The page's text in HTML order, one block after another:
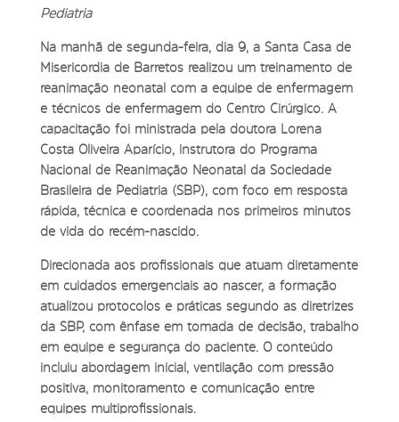
Pediatria
Na manhã de segunda-feira, dia 9, a Santa Casa de
Misericórdia de Barretos realizou um treinamento de
reanimação neonatal com a equipe de enfermagem
e técnicos de enfermagem do Centro Cirúrgico. A
capacitação foi ministrada pela doutora Lorena
Costa Oliveira Aparício, instrutora do Programa
Nacional de Reanimação Neonatal da Sociedade
Brasileira de Pediatria (SBP), com foco em resposta
rápida, técnica e coordenada nos primeiros minutos
de vida do recém-nascido.
Direcionada aos profissionais que atuam diretamente
em cuidados emergenciais ao nascer, a formação
atualizou protocolos e práticas segundo as diretrizes
da SBP, com ênfase em tomada de decisão, trabalho
em equipe e segurança do paciente. O conteúdo
incluiu abordagem inicial, ventilação com pressão
positiva, monitoramento e comunicação entre
equipes multiprofissionais.